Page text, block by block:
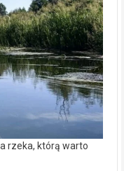
rzeka, którą warto